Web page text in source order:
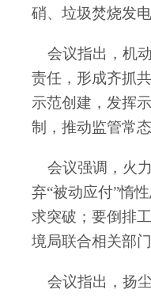
硝、垃圾焚烧发
会议指出，机动
责任，形成齐抓
示范创建，发挥
制，推动监管常
会议强调，火力
弃“被动应付”惰
求突破；要倒排
境局联合相关部
会议指出，扬